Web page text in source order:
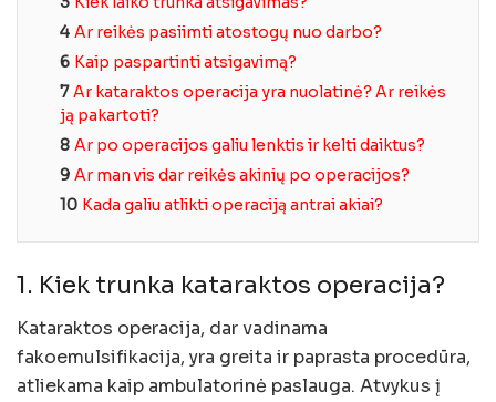
4 Ar reikės pasiimti atostogų nuo darbo?
6 Kaip paspartinti atsigavimą?
7 Ar kataraktos operacija yra nuolatinė? Ar reikės
ją pakartoti?
8 Ar po operacijos galiu lenktis ir kelti daiktus?
9 Ar man vis dar reikės akinių po operacijos?
10 Kada galiu atlikti operaciją antrai akiai?
1. Kiek trunka kataraktos operacija?
Kataraktos operacija, dar vadinama
fakoemulsifikacija, yra greita ir paprasta procedūra,
atliekama kaip ambulatorinė paslauga. Atvykus į